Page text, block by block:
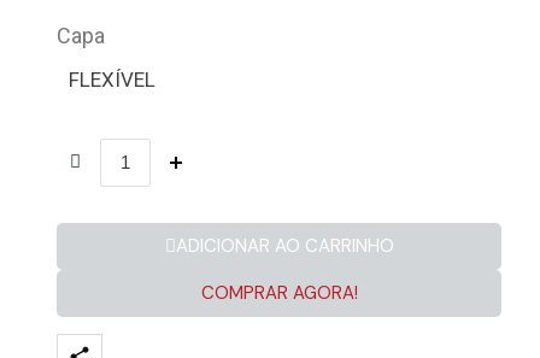
Capa
FLEXÍVEL
ADICIONAR AO CARRINHO
COMPRAR AGORA!